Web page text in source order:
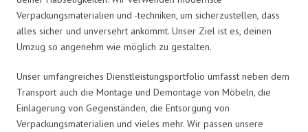
Verpackungsmaterialien und -techniken, um sicherzustellen, dass
alles sicher und unversehrt ankommt. Unser Ziel ist es, deinen
Umzug so angenehm wie möglich zu gestalten.
Unser umfangreiches Dienstleistungsportfolio umfasst neben dem
Transport auch die Montage und Demontage von Möbeln, die
Einlagerung von Gegenständen, die Entsorgung von
Verpackungsmaterialien und vieles mehr. Wir passen unsere